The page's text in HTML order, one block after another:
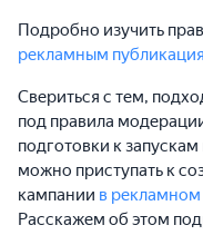
Подробно изучить
рекламным
Свериться с тем,
под правила
подготовки к
можно приступать к
кампании в
Расскажем об этом